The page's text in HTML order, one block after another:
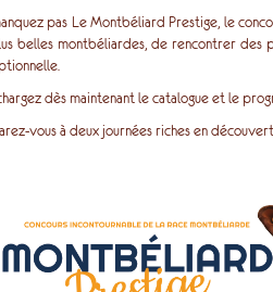
pas Le Montbéliard Prestige, le
belles montbéliardes, de rencontrer des
dès maintenant le catalogue et le
vous à deux journées riches en